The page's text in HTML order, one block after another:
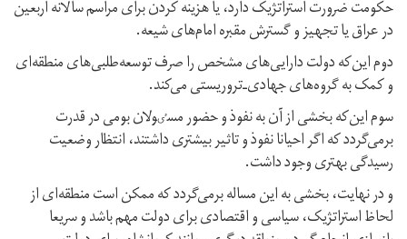
حکومت ضرورت استراتژیک دارد، یا هزینه کردن برای مراسم سالانه اربعین
در عراق یا تجهیز و گسترش‌ مقبره‌ امام‌های شیعه.
دوم این‌که دولت‌ دارایی‌های مشخص را صرف توسعه‌طلبی‌های منطقه‌ای
و کمک به گروه‌های جهادی‌ـ‌تروریستی می‌کند.
سوم این‌که بخشی از آن به نفوذ و حضور مسٸولان بومی در قدرت
برمی‌گردد که اگر احیانا نفوذ و تاثیر بیشتری داشتند، انتظار وضعیت
رسیدگی بهتری وجود داشت.
و در نهایت، بخشی به این مساله برمی‌گردد که ممکن است منطقه‌ای از
لحاظ استراتژیک، سیاسی و اقتصادی برای دولت مهم باشد و سریعا